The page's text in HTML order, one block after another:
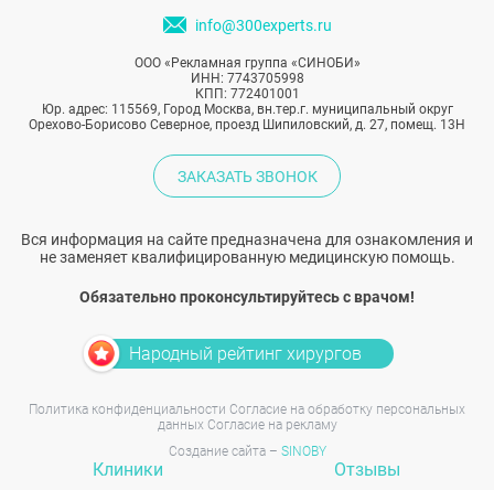
info@300experts.ru
ООО «Рекламная группа «СИНОБИ»
ИНН: 7743705998
КПП: 772401001
Юр. адрес: 115569, Город Москва, вн.тер.г. муниципальный округ
Орехово-Борисово Северное, проезд Шипиловский, д. 27, помещ. 13Н
ЗАКАЗАТЬ ЗВОНОК
Вся информация на сайте предназначена для ознакомления и
не заменяет квалифицированную медицинскую помощь.
Обязательно проконсультируйтесь с врачом!
Народный рейтинг хирургов
Политика конфиденциальности Согласие на обработку персональных
данных Согласие на рекламу
Создание сайта – SINOBY
Клиники Отзывы